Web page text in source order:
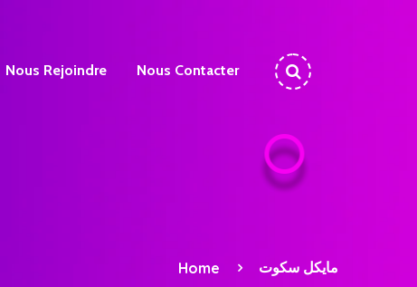
Nous Rejoindre Nous Contacter
Home مايكل سكوت